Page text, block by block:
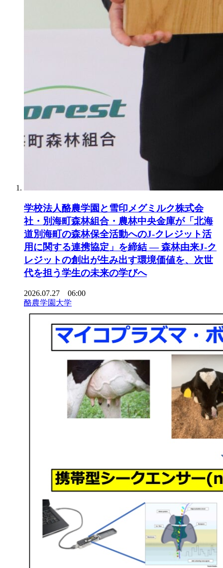
学校法人酪農学園と雪印メグミルク株式会
社・別海町森林組合・農林中央金庫が「北海
道別海町の森林保全活動へのJ-クレジット活
用に関する連携協定」を締結 ― 森林由来J-ク
レジットの創出が生み出す環境価値を、次世
代を担う学生の未来の学びへ
2026.07.27 06:00
酪農学園大学